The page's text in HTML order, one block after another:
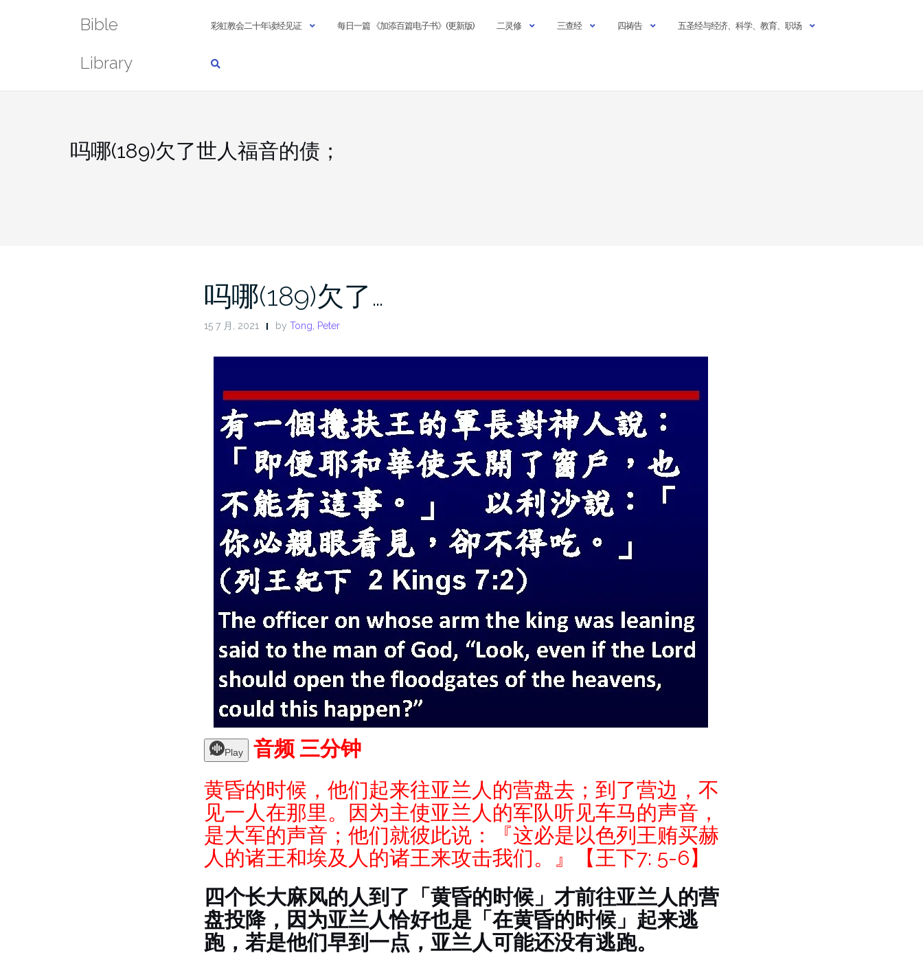
Bible
Library
彩虹教会二十年读经见证 每日一篇 《加添百篇电子书》(更新版) 二灵修 三查经 四祷告 五圣经与经济、科学、教育、职场
吗哪(189)欠了世人福音的债；
吗哪(189)欠了…
15 7 月, 2021 by Tong, Peter
Play
音频 三分钟
黄昏的时候，他们起来往亚兰人的营盘去；到了营边，不
见一人在那里。因为主使亚兰人 的军队听见车马的声音，
是大军的声音；他们就彼此说：『这必是以色列王贿买赫
人的诸王和埃及人的诸王来攻击我们。』【王下7: 5-6】
四个长大麻风的人到了「黄昏的时候」才前往亚兰人的营
盘投降，因为亚兰人恰好也是「在黄昏的时候」起来逃
跑，若是他们早到一点，亚兰人可能还没有逃跑。